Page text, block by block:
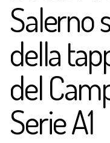
Salerno
della
del
Serie A1